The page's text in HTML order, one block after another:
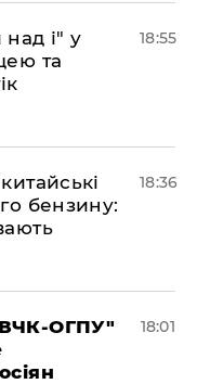
і" у
та
18:55
бензину:
18:36
ОГПУ"
18:01